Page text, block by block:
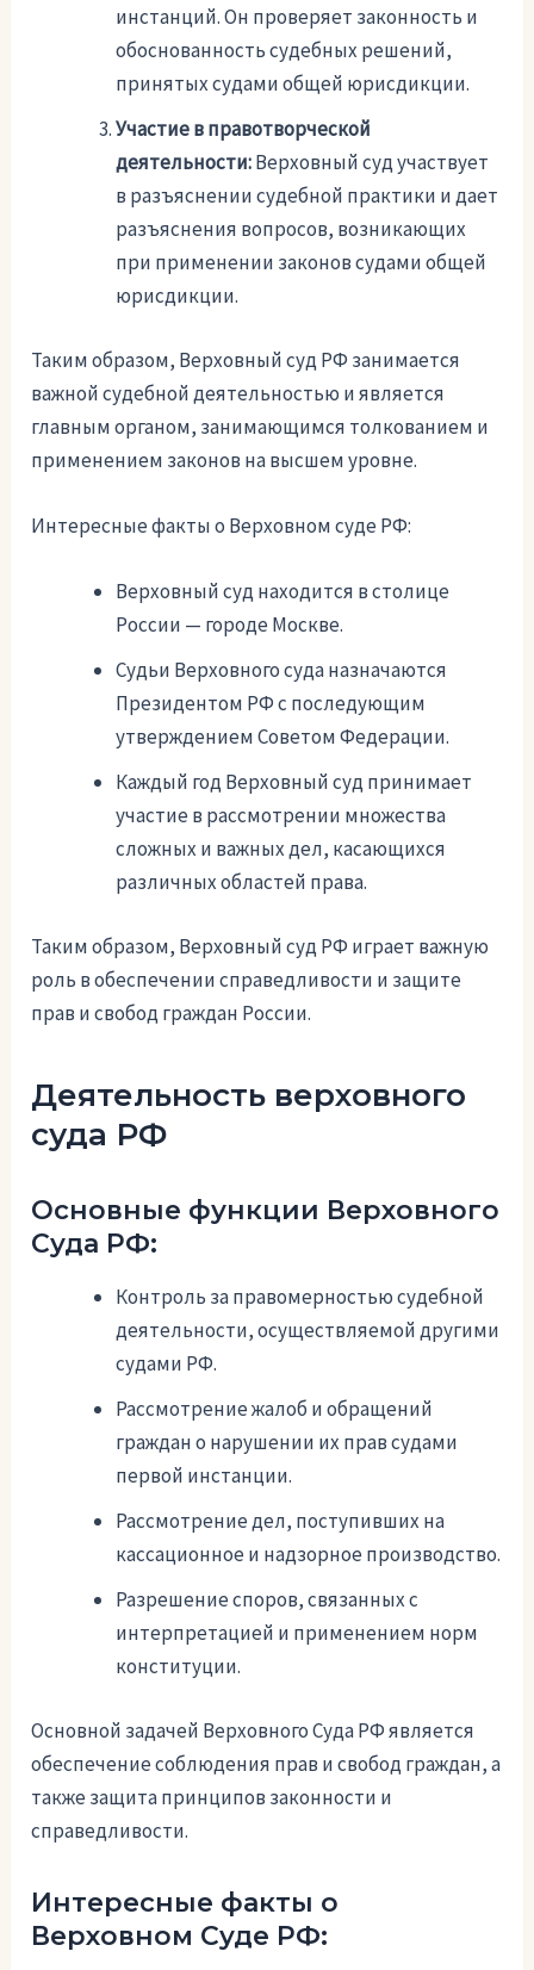
инстанций. Он проверяет законность и
обоснованность судебных решений,
принятых судами общей юрисдикции.
Участие в правотворческой
деятельности:Верховный суд участвует
в разъяснении судебной практики и дает
разъяснения вопросов, возникающих
при применении законов судами общей
юрисдикции.
Таким образом, Верховный суд РФ занимается
важной судебной деятельностью и является
главным органом, занимающимся толкованием и
применением законов на высшем уровне.
Интересные факты о Верховном суде РФ:
Верховный суд находится в столице
России — городе Москве.
Судьи Верховного суда назначаются
Президентом РФ с последующим
утверждением Советом Федерации.
Каждый год Верховный суд принимает
участие в рассмотрении множества
сложных и важных дел, касающихся
различных областей права.
Таким образом, Верховный суд РФ играет важную
роль в обеспечении справедливости и защите
прав и свобод граждан России.
Деятельность верховного
суда РФ
Основные функции Верховного
Суда РФ:
Контроль за правомерностью судебной
деятельности, осуществляемой другими
судами РФ.
Рассмотрение жалоб и обращений
граждан о нарушении их прав судами
первой инстанции.
Рассмотрение дел, поступивших на
кассационное и надзорное производство.
Разрешение споров, связанных с
интерпретацией и применением норм
конституции.
Основной задачей Верховного Суда РФ является
обеспечение соблюдения прав и свобод граждан, а
также защита принципов законности и
справедливости.
Интересные факты о
Верховном Суде РФ: